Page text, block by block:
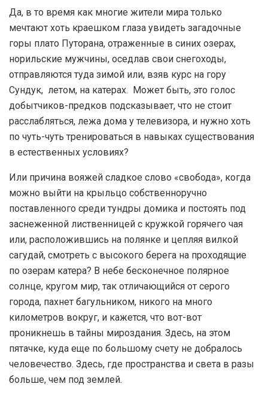
Да, в то время как многие жители мира только
мечтают хоть краешком глаза увидеть загадочные
горы плато Путорана, отраженные в синих озерах,
норильские мужчины, оседлав свои снегоходы,
отправляются туда зимой или, взяв курс на гору
Сундук, летом, на катерах. Может быть, это голос
добытчиков-предков подсказывает, что не стоит
расслабляться, лежа дома у телевизора, и нужно хоть
по чуть-чуть тренироваться в навыках существования
в естественных условиях?
Или причина вояжей сладкое слово «свобода», когда
можно выйти на крыльцо собственноручно
поставленного среди тундры домика и постоять под
заснеженной лиственницей с кружкой горячего чая
или, расположившись на полянке и цепляя вилкой
сагудай, смотреть с высокого берега на проходящие
по озерам катера? В небе бесконечное полярное
солнце, кругом мир, так отличающийся от серого
города, пахнет багульником, никого на много
километров вокруг, и кажется, что вот-вот
проникнешь в тайны мироздания. Здесь, на этом
пятачке, куда еще по большому счету не добралось
человечество. Здесь, где пространства и света в разы
больше, чем под землей.